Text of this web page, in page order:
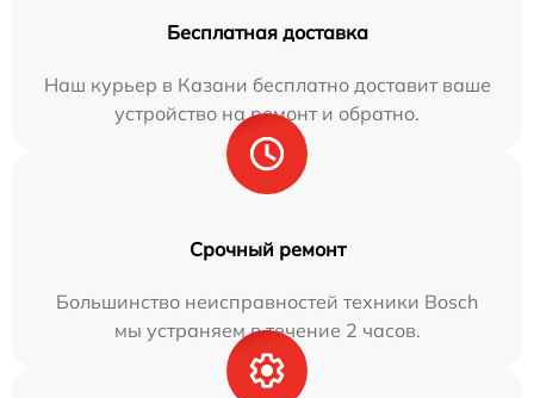
Бесплатная доставка
Наш курьер в Казани бесплатно доставит ваше
устройство на ремонт и обратно.
Срочный ремонт
Большинство неисправностей техники Bosch
мы устраняем в течение 2 часов.